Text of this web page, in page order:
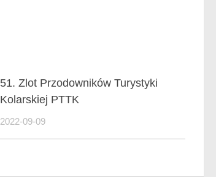
51. Zlot Przodowników Turystyki
Kolarskiej PTTK
2022-09-09